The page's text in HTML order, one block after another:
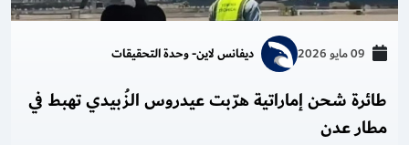
09 مايو 2026 ديفانس لاين- وحدة التحقيقات
طائرة شحن إماراتية هرّبت عيدروس الزُبيدي تهبط في
مطار عدن